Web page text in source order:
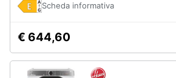
Scheda informativa
€ 644,60